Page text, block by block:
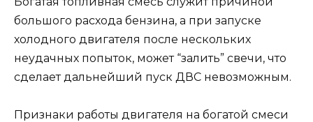
большого расхода бензина, а при запуске
холодного двигателя после нескольких
неудачных попыток, может “залить” свечи, что
сделает дальнейший пуск ДВС невозможным.
Признаки работы двигателя на богатой смеси